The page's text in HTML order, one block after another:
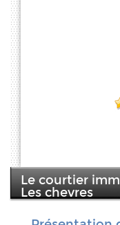
Le courtier
Les chevres